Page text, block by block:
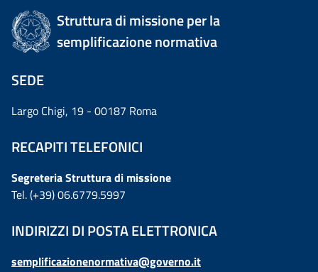
Struttura di missione per la
semplificazione normativa
SEDE
Largo Chigi, 19 - 00187 Roma
RECAPITI TELEFONICI
Segreteria Struttura di missione
Tel. (+39) 06.6779.5997
INDIRIZZI DI POSTA ELETTRONICA
semplificazionenormativa@governo.it